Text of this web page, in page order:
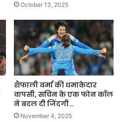
October 13, 2025
शैफाली वर्मा की धमाकेदार
वापसी, सचिन के एक फोन कॉल
ने बदल दी जिंदगी…
November 4, 2025